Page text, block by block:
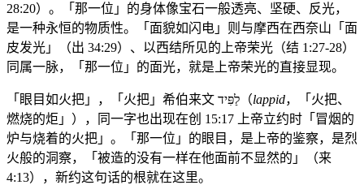
28:20）。「那一位」的身体像宝石一般透亮、坚硬、反光，
是一种永恒的物质性。「面貌如闪电」则与摩西在西奈山「面
皮发光」（出 34:29）、以西结所见的上帝荣光（结 1:27-28）
同属一脉，「那一位」的面光，就是上帝荣光的直接显现。
「眼目如火把」，「火把」希伯来文 לַפִּיד（lappid，「火把、
燃烧的炬」），同一字也出现在创 15:17 上帝立约时「冒烟的
炉与烧着的火把」。「那一位」的眼目，是上帝的鉴察，是烈
火般的洞察，「被造的没有一样在他面前不显然的」（来
4:13），新约这句话的根就在这里。